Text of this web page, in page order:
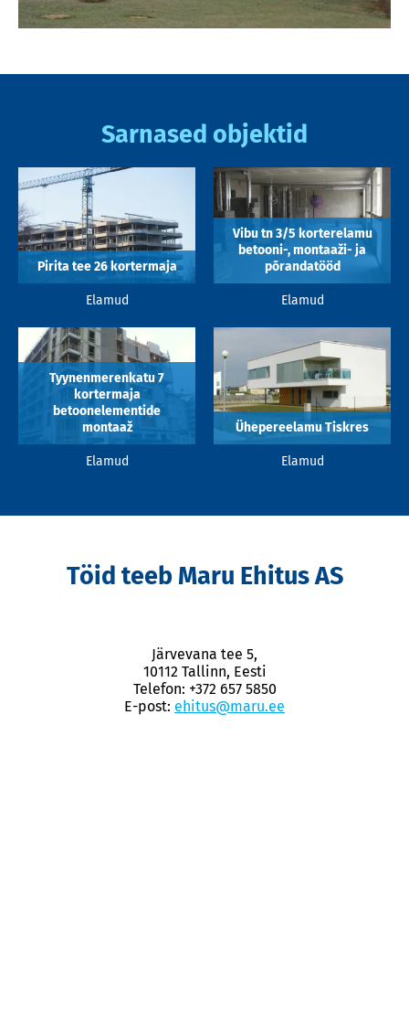
Sarnased objektid
Pirita tee 26 kortermaja
Elamud
Vibu tn 3/5 korterelamu
betooni-, montaaži- ja
põrandatööd
Elamud
Tyynenmerenkatu 7
kortermaja
betoonelementide
montaaž
Elamud
Ühepereelamu Tiskres
Elamud
Töid teeb Maru Ehitus AS
Järvevana tee 5,
10112 Tallinn, Eesti
Telefon: +372 657 5850
E-post: ehitus@maru.ee